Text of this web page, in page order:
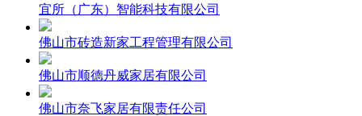
宜所（广东）智能科技有限公司
佛山市砖造新家工程管理有限公司
佛山市顺德丹威家居有限公司
佛山市奈飞家居有限责任公司